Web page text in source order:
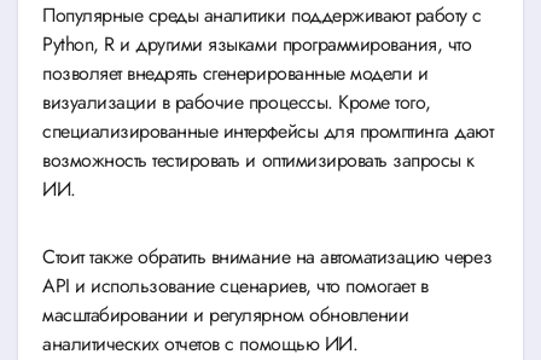
Популярные среды аналитики поддерживают работу с
Python, R и другими языками программирования, что
позволяет внедрять сгенерированные модели и
визуализации в рабочие процессы. Кроме того,
специализированные интерфейсы для промптинга дают
возможность тестировать и оптимизировать запросы к
ИИ.
Стоит также обратить внимание на автоматизацию через
API и использование сценариев, что помогает в
масштабировании и регулярном обновлении
аналитических отчетов с помощью ИИ.